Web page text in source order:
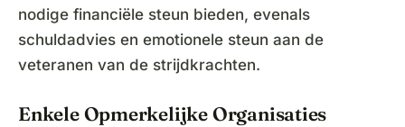
nodige financiële steun bieden, evenals
schuldadvies en emotionele steun aan de
veteranen van de strijdkrachten.
Enkele Opmerkelijke Organisaties